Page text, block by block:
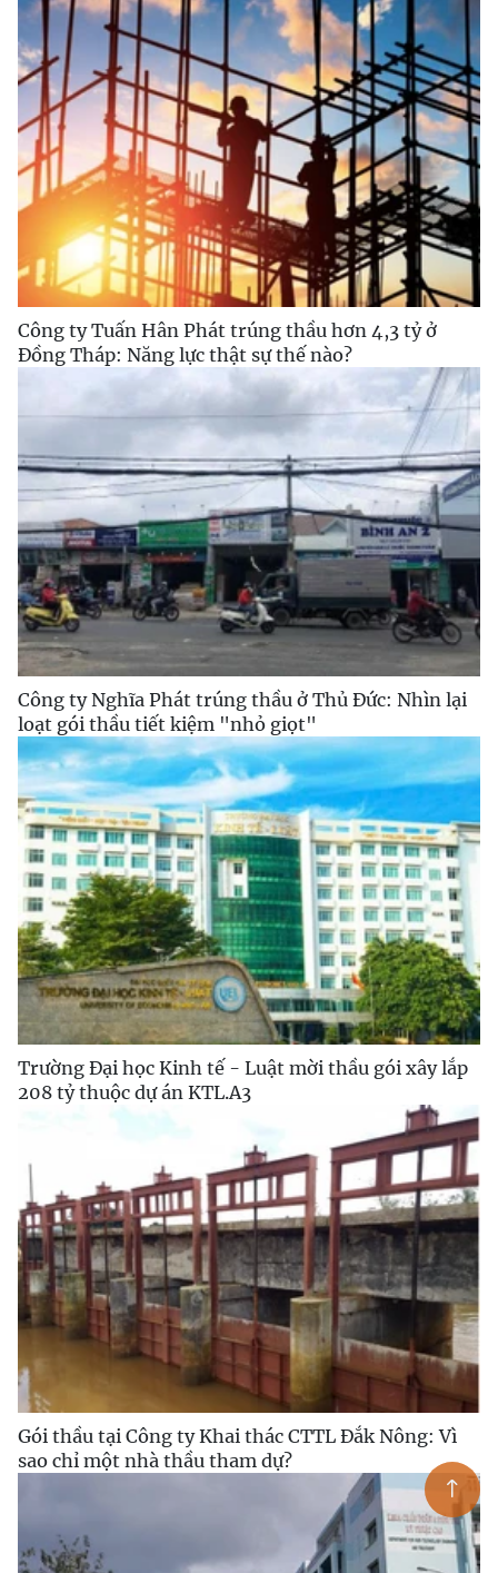
Công ty Tuấn Hân Phát trúng thầu hơn 4,3 tỷ ở
Đồng Tháp: Năng lực thật sự thế nào?
Công ty Nghĩa Phát trúng thầu ở Thủ Đức: Nhìn lại
loạt gói thầu tiết kiệm "nhỏ giọt"
Trường Đại học Kinh tế - Luật mời thầu gói xây lắp
208 tỷ thuộc dự án KTL.A3
Gói thầu tại Công ty Khai thác CTTL Đắk Nông: Vì
sao chỉ một nhà thầu tham dự?